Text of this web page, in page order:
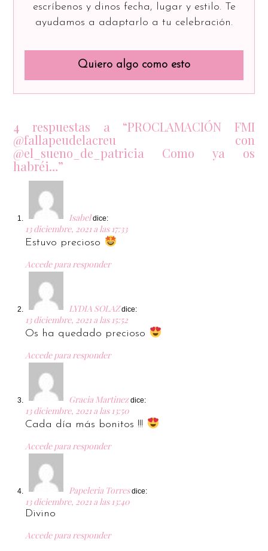
escríbenos y dinos fecha, lugar y estilo. Te
ayudamos a adaptarlo a tu celebración.
Quiero algo como esto
4 respuestas a “PROCLAMACIÓN FMI
@fallapeudelacreu con
@el_sueno_de_patricia Como ya os
habréi…”
Isabel dice:
13 diciembre, 2021 a las 17:33
Estuvo precioso
Accede para responder
LYDIA SOLAZ dice:
13 diciembre, 2021 a las 15:52
Os ha quedado precioso
Accede para responder
Gracia Martinez dice:
13 diciembre, 2021 a las 13:50
Cada día más bonitos !!!
Accede para responder
Papeleria Torres dice:
13 diciembre, 2021 a las 13:40
Divino
Accede para responder